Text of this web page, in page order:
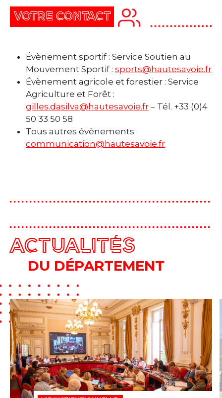
VOTRE CONTACT
Évènement sportif : Service Soutien au
Mouvement Sportif : sports@hautesavoie.fr
Évènement agricole et forestier : Service
Agriculture et Forêt :
gilles.dasilva@hautesavoie.fr – Tél. +33 (0)4
50 33 50 58
Tous autres évènements :
communication@hautesavoie.fr
ACTUALITÉS
DU DÉPARTEMENT